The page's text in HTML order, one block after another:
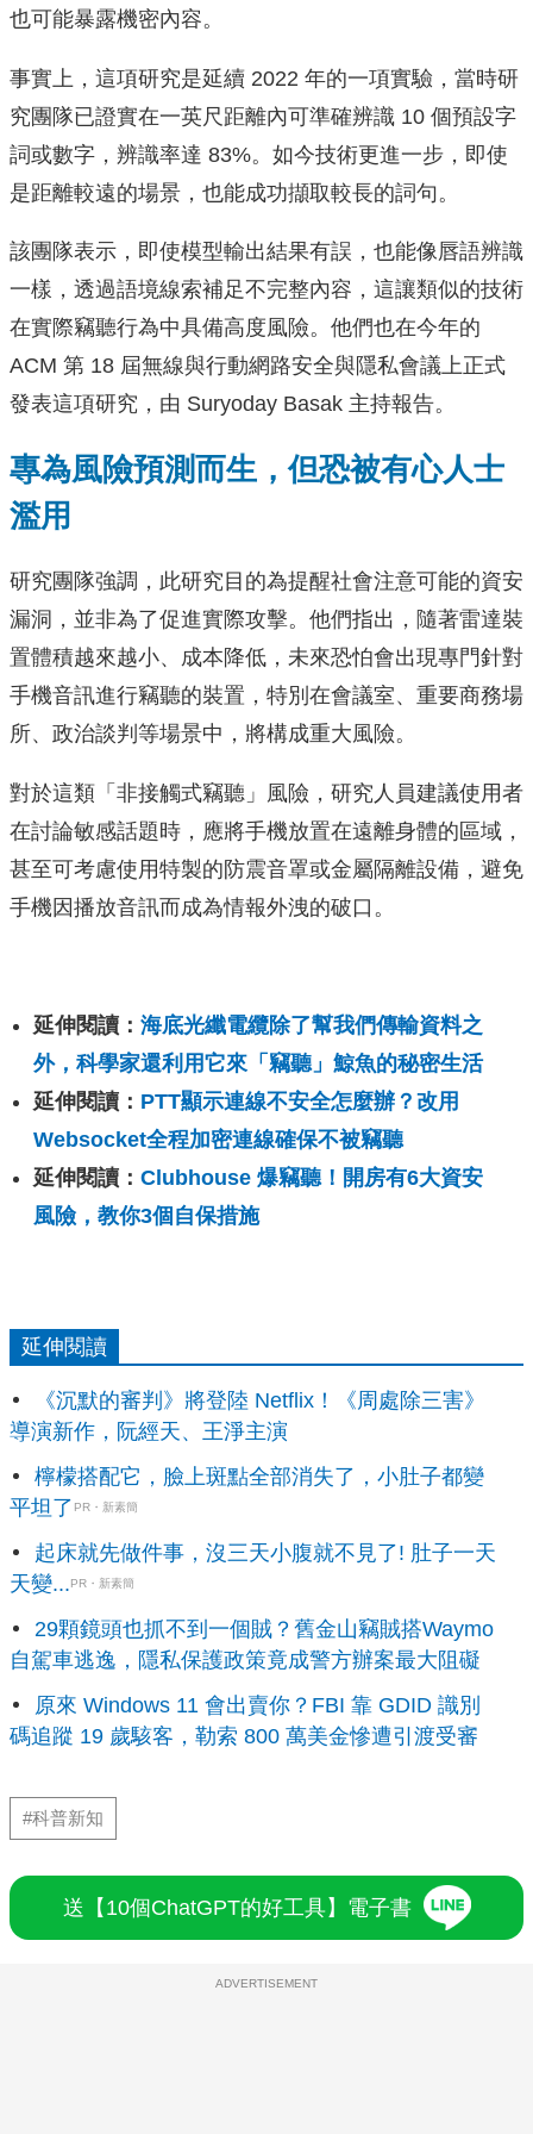
也可能暴露機密內容。
事實上，這項研究是延續 2022 年的一項實驗，當時研
究團隊已證實在一英尺距離內可準確辨識 10 個預設字
詞或數字，辨識率達 83%。如今技術更進一步，即使
是距離較遠的場景，也能成功擷取較長的詞句。
該團隊表示，即使模型輸出結果有誤，也能像唇語辨識
一樣，透過語境線索補足不完整內容，這讓類似的技術
在實際竊聽行為中具備高度風險。他們也在今年的
ACM 第 18 屆無線與行動網路安全與隱私會議上正式
發表這項研究，由 Suryoday Basak 主持報告。
專為風險預測而生，但恐被有心人士
濫用
研究團隊強調，此研究目的為提醒社會注意可能的資安
漏洞，並非為了促進實際攻擊。他們指出，隨著雷達裝
置體積越來越小、成本降低，未來恐怕會出現專門針對
手機音訊進行竊聽的裝置，特別在會議室、重要商務場
所、政治談判等場景中，將構成重大風險。
對於這類「非接觸式竊聽」風險，研究人員建議使用者
在討論敏感話題時，應將手機放置在遠離身體的區域，
甚至可考慮使用特製的防震音罩或金屬隔離設備，避免
手機因播放音訊而成為情報外洩的破口。
延伸閱讀： 海底光纖電纜除了幫我們傳輸資料之
外，科學家還利用它來「竊聽」鯨魚的秘密生活
延伸閱讀： PTT顯示連線不安全怎麼辦？改用
Websocket全程加密連線確保不被竊聽
延伸閱讀： Clubhouse 爆竊聽！開房有6大資安
風險，教你3個自保措施
延伸閱讀
《沉默的審判》將登陸 Netflix！《周處除三害》
導演新作，阮經天、王淨主演
檸檬搭配它，臉上斑點全部消失了，小肚子都變
平坦了 PR・新素簡
起床就先做件事，沒三天小腹就不見了! 肚子一天
天變...PR・新素簡
29顆鏡頭也抓不到一個賊？舊金山竊賊搭Waymo
自駕車逃逸，隱私保護政策竟成警方辦案最大阻礙
原來 Windows 11 會出賣你？FBI 靠 GDID 識別
碼追蹤 19 歲駭客，勒索 800 萬美金慘遭引渡受審
#科普新知
送【10個ChatGPT的好工具】電子書
ADVERTISEMENT